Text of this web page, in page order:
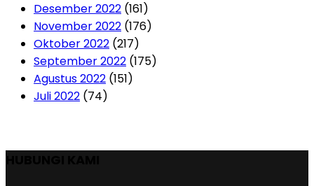
Desember 2022 (161)
November 2022 (176)
Oktober 2022 (217)
September 2022 (175)
Agustus 2022 (151)
Juli 2022 (74)